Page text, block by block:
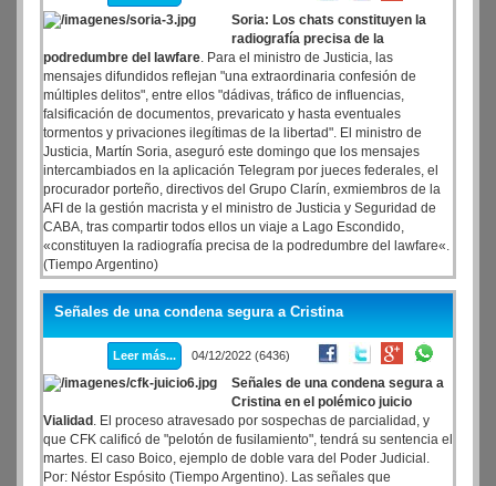
Soria: Los chats constituyen la
radiografía precisa de la
podredumbre del lawfare. Para el ministro de Justicia, las
mensajes difundidos reflejan "una extraordinaria confesión de
múltiples delitos", entre ellos "dádivas, tráfico de influencias,
falsificación de documentos, prevaricato y hasta eventuales
tormentos y privaciones ilegítimas de la libertad". El ministro de
Justicia, Martín Soria, aseguró este domingo que los mensajes
intercambiados en la aplicación Telegram por jueces federales, el
procurador porteño, directivos del Grupo Clarín, exmiembros de la
AFI de la gestión macrista y el ministro de Justicia y Seguridad de
CABA, tras compartir todos ellos un viaje a Lago Escondido,
«constituyen la radiografía precisa de la podredumbre del lawfare«.
(Tiempo Argentino)
Señales de una condena segura a Cristina
Leer más... 04/12/2022 (6436)
Señales de una condena segura a
Cristina en el polémico juicio
Vialidad . El proceso atravesado por sospechas de parcialidad, y
que CFK calificó de "pelotón de fusilamiento", tendrá su sentencia el
martes. El caso Boico, ejemplo de doble vara del Poder Judicial.
Por: Néstor Espósito (Tiempo Argentino). Las señales que